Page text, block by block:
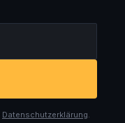
Datenschutzerklärung.